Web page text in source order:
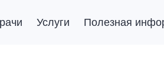
Услуги Полезная